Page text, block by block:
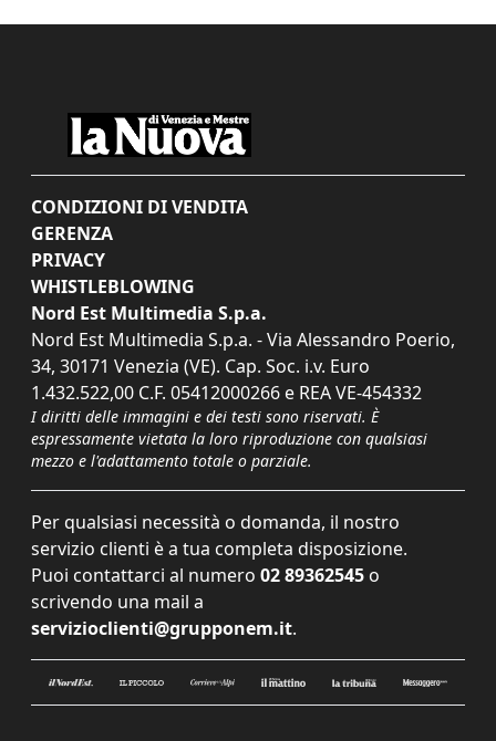
CONDIZIONI DI VENDITA
GERENZA
PRIVACY
WHISTLEBLOWING
Nord Est Multimedia S.p.a.
Nord Est Multimedia S.p.a. - Via Alessandro Poerio,
34, 30171 Venezia (VE). Cap. Soc. i.v. Euro
1.432.522,00 C.F. 05412000266 e REA VE-454332
I diritti delle immagini e dei testi sono riservati. È
espressamente vietata la loro riproduzione con qualsiasi
mezzo e l'adattamento totale o parziale.
Per qualsiasi necessità o domanda, il nostro
servizio clienti è a tua completa disposizione.
Puoi contattarci al numero 02 89362545 o
scrivendo una mail a
servizioclienti@grupponem.it.